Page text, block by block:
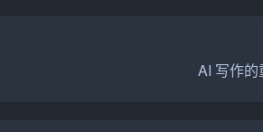
基石，你们肩负着培养祖国花朵的重
为同学们提供更好的教育环境。